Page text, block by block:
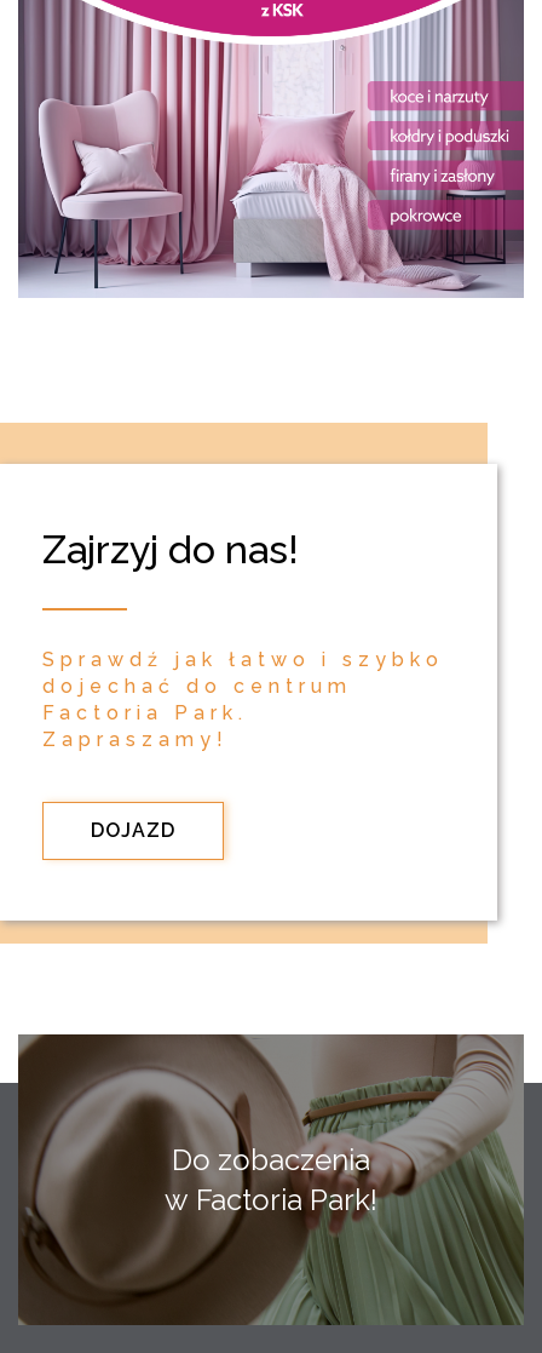
Zajrzyj do nas!
Sprawdź jak łatwo i szybko
dojechać do centrum
Factoria Park.
Zapraszamy!
DOJAZD
Do zobaczenia
w Factoria Park!